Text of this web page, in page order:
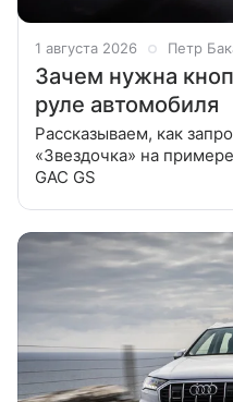
1 августа 2026 Петр
Зачем нужна
руле автомобиля
Рассказываем, как
«Звездочка» на
GAC GS